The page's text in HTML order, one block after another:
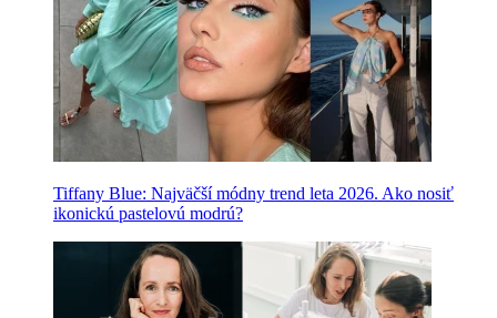
Tiffany Blue: Najväčší módny trend leta 2026. Ako nosiť
ikonickú pastelovú modrú?